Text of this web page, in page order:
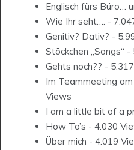
Englisch fürs Büro…
Wie Ihr seht…. -
Genitiv? Dativ? -
Stöckchen „Songs“ -
Gehts noch?? -
Im Teammeeting
Views
I am a little bit of a
How To’s - 4.030
Über mich - 4.019